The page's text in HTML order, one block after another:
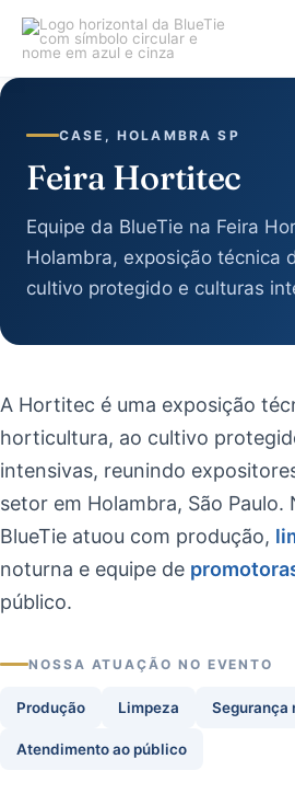
para
conteúdo
CASE, HOLAMBRA SP
Feira Hortitec
Equipe da BlueTie na Feira
Holambra, exposição técnica
cultivo protegido e culturas
A Hortitec é uma exposição
horticultura, ao cultivo
intensivas, reunindo
setor em Holambra, São Paulo.
BlueTie atuou com produção,
noturna e equipe de
público.
NOSSA ATUAÇÃO NO EVENTO
Produção Limpeza Segurança
Atendimento ao público